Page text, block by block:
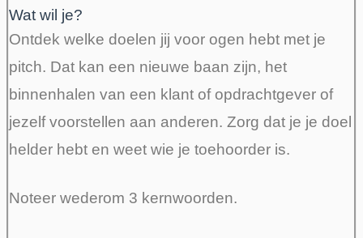
Wat wil je?
Ontdek welke doelen jij voor ogen hebt met je
pitch. Dat kan een nieuwe baan zijn, het
binnenhalen van een klant of opdrachtgever of
jezelf voorstellen aan anderen. Zorg dat je je doel
helder hebt en weet wie je toehoorder is.
Noteer wederom 3 kernwoorden.